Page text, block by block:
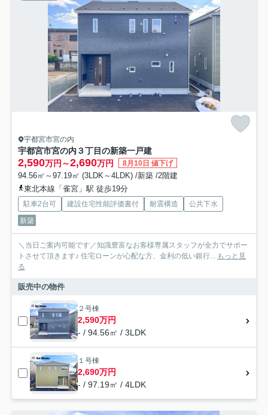
宇都宮市宮の内
宇都宮市宮の内３丁目の新築一戸建
2,590万円～2,690万円 8月10日 値下げ
94.56㎡～97.19㎡ (3LDK～4LDK) /新築 /2階建
東北本線「雀宮」駅 徒歩19分
駐車2台可 建設住宅性能評価書付 耐震構造
公共下水
新築
＼当日ご案内可能です／知識豊富なお客様専属スタッフが全力でサポー
トさせて頂きます♪ 住宅ローンが心配な方、金利の低い銀行... もっと見
る
販売中の物件
２号棟
2,590万円
- / 94.56㎡ / 3LDK
１号棟
2,690万円
- / 97.19㎡ / 4LDK